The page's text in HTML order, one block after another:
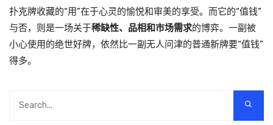
扑克牌收藏的“用”在于心灵的愉悦和审美的享受。而它的“值钱”
与否，则是一场关于稀缺性、品相和市场需求的博弈。一副被
小心使用的绝世好牌，依然比一副无人问津的普通新牌要“值钱”
得多。